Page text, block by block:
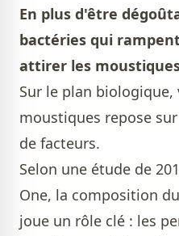
En plus d'être
bactéries qui
attirer les
Sur le plan
moustiques repose
de facteurs.
Selon une étude de
One, la composition
joue un rôle clé : les